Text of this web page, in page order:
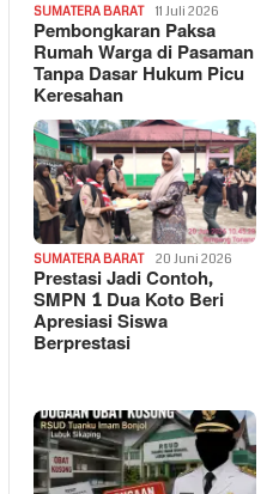
SUMATERA BARAT 11 Juli 2026
Pembongkaran Paksa
Rumah Warga di Pasaman
Tanpa Dasar Hukum Picu
Keresahan
SUMATERA BARAT 20 Juni 2026
Prestasi Jadi Contoh,
SMPN 1 Dua Koto Beri
Apresiasi Siswa
Berprestasi